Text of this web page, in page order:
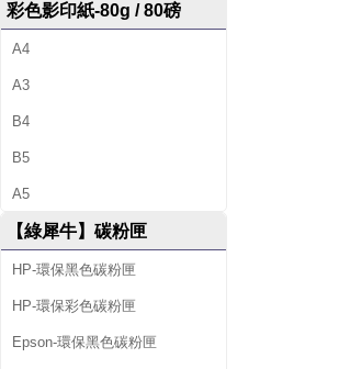
彩色影印紙-80g / 80磅
A4
A3
B4
B5
A5
【綠犀牛】碳粉匣
HP-環保黑色碳粉匣
HP-環保彩色碳粉匣
Epson-環保黑色碳粉匣